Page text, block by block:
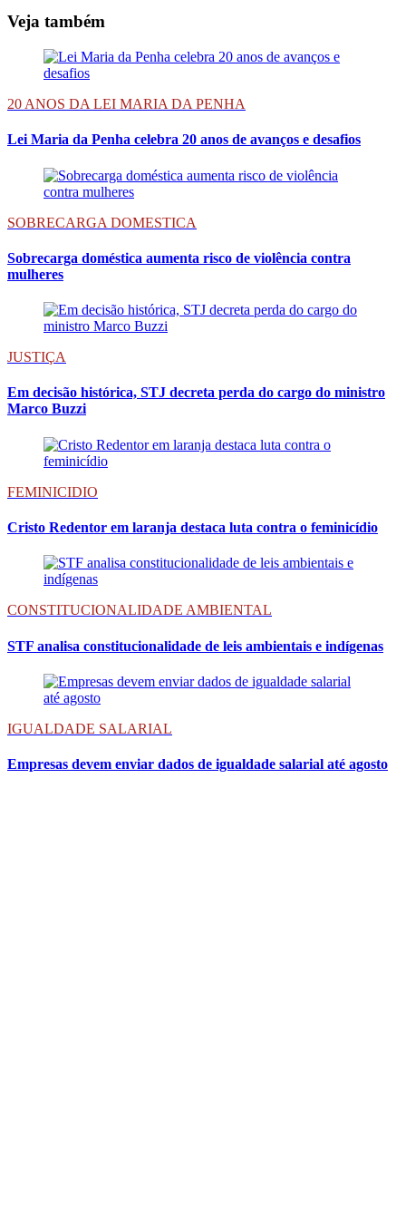
Veja também
20 ANOS DA LEI MARIA DA PENHA
Lei Maria da Penha celebra 20 anos de avanços e desafios
SOBRECARGA DOMESTICA
Sobrecarga doméstica aumenta risco de violência contra
mulheres
JUSTIÇA
Em decisão histórica, STJ decreta perda do cargo do ministro
Marco Buzzi
FEMINICIDIO
Cristo Redentor em laranja destaca luta contra o feminicídio
CONSTITUCIONALIDADE AMBIENTAL
STF analisa constitucionalidade de leis ambientais e indígenas
IGUALDADE SALARIAL
Empresas devem enviar dados de igualdade salarial até agosto